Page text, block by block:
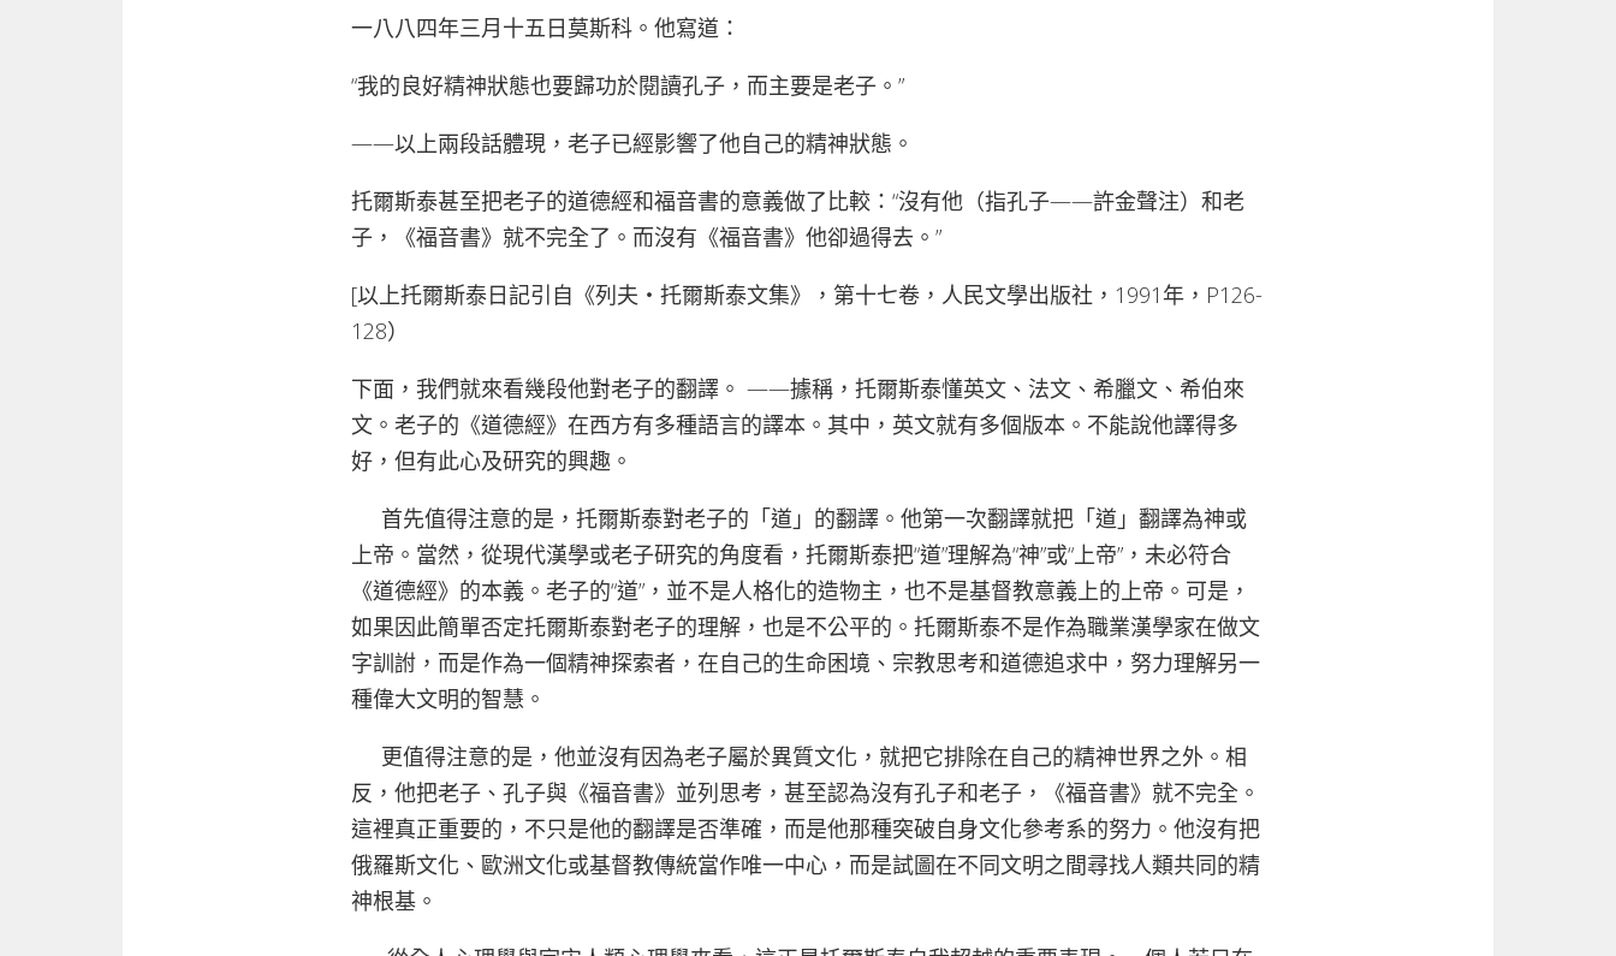
一八八四年三月十五日莫斯科。他寫道：
“我的良好精神狀態也要歸功於閱讀孔子，而主要是老子。”
——以上兩段話體現，老子已經影響了他自己的精神狀態。
托爾斯泰甚至把老子的道德經和福音書的意義做了比較：“沒有他（指孔子——許金聲注）和老
子，《福音書》就不完全了。而沒有《福音書》他卻過得去。”
[以上托爾斯泰日記引自《列夫‧托爾斯泰文集》，第十七卷，人民文學出版社，1991年，P126-
128）
下面，我們就來看幾段他對老子的翻譯。 ——據稱，托爾斯泰懂英文、法文、希臘文、希伯來
文。老子的《道德經》在西方有多種語言的譯本。其中，英文就有多個版本。不能說他譯得多
好，但有此心及研究的興趣。
首先值得注意的是，托爾斯泰對老子的「道」的翻譯。他第一次翻譯就把「道」翻譯為神或
上帝。當然，從現代漢學或老子研究的角度看，托爾斯泰把“道”理解為“神”或“上帝”，未必符合
《道德經》的本義。老子的“道”，並不是人格化的造物主，也不是基督教意義上的上帝。可是，
如果因此簡單否定托爾斯泰對老子的理解，也是不公平的。托爾斯泰不是作為職業漢學家在做文
字訓詂，而是作為一個精神探索者，在自己的生命困境、宗教思考和道德追求中，努力理解另一
種偉大文明的智慧。
更值得注意的是，他並沒有因為老子屬於異質文化，就把它排除在自己的精神世界之外。相
反，他把老子、孔子與《福音書》並列思考，甚至​​認為沒有孔子和老子，《福音書》就不完全。
這裡真正重要的，不只是他的翻譯是否準確，而是他那種突破自身文化參考系的努力。他沒有把
俄羅斯文化、歐洲文化或基督教傳統當作唯一中心，而是試圖在不同文明之間尋找人類共同的精
神根基。